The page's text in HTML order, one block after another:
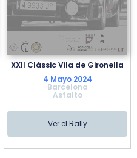
XXII Clàssic Vila de Gironella
4 Mayo 2024
Barcelona
Asfalto
Ver el Rally